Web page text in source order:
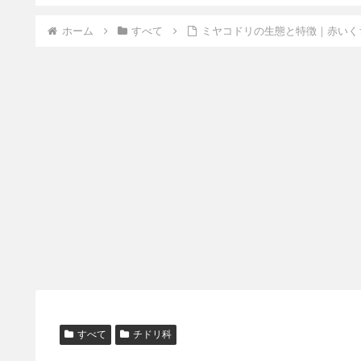
ホーム すべて ミヤコドリの生態と特徴｜赤い
すべて チドリ科